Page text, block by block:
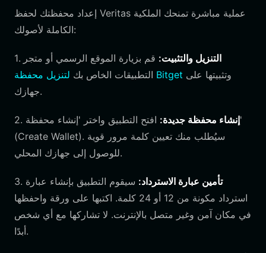
إعداد محفظتك لحفظ Veritas عملية مباشرة تمنحك الملكية
الكاملة لأصولك:
1. التنزيل والتثبيت: قم بزيارة الموقع الرسمي أو متجر
التطبيقات الخاص بك لتنزيل محفظة Bitget
جهازك.
2. إنشاء محفظة جديدة: افتح التطبيق واختر 'إنشاء محفظة'
(Create Wallet). سيُطلب منك تعيين كلمة مرور قوية
للوصول إلى جهازك المحلي.
3. تأمين عبارة الاسترداد: سيقوم التطبيق بإنشاء عبارة
استرداد مكونة من 12 أو 24 كلمة. اكتبها على ورقة واحفظها
في مكان آمن وغير متصل بالإنترنت. لا تشاركها مع أي شخص
أبدًا.